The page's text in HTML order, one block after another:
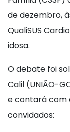
de dezembro,
QualiSUS
idosa.
O debate foi
Calil (UNIÃO-
e contará com
convidados: